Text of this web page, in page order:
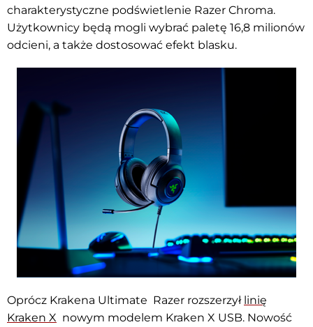
charakterystyczne podświetlenie Razer Chroma.
Użytkownicy będą mogli wybrać paletę 16,8 milionów
odcieni, a także dostosować efekt blasku.
Oprócz Krakena Ultimate Razer rozszerzył linię
Kraken X nowym modelem Kraken X USB. Nowość